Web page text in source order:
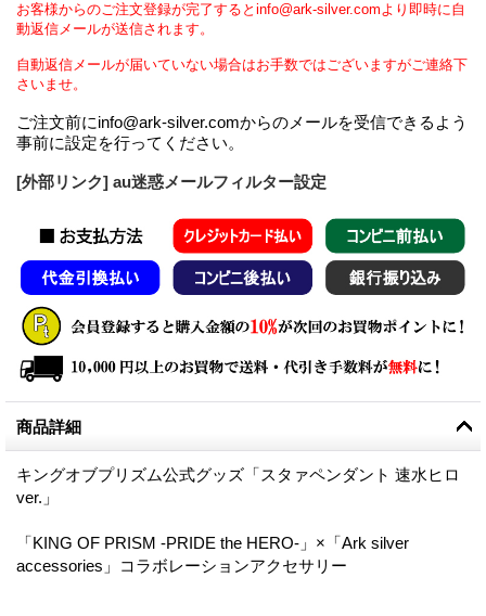
お客様からのご注文登録が完了するとinfo@ark-silver.comより即時に自
動返信メールが送信されます。
自動返信メールが届いていない場合はお手数ではございますがご連絡下
さいませ。
ご注文前にinfo@ark-silver.comからのメールを受信できるよう
事前に設定を行ってください。
[外部リンク] au迷惑メールフィルター設定
商品詳細
キングオブプリズム公式グッズ「スタァペンダント 速水ヒロ
ver.」
「KING OF PRISM -PRIDE the HERO-」×「Ark silver
accessories」コラボレーションアクセサリー